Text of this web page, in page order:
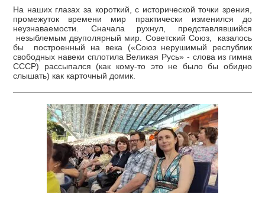
На наших глазах за короткий, с исторической точки зрения,
промежуток времени мир практически изменился до
неузнаваемости. Сначала рухнул, представлявшийся
незыблемым двуполярный мир. Советский Союз, казалось
бы построенный на века («Союз нерушимый республик
свободных навеки сплотила Великая Русь» - слова из гимна
СССР) рассыпался (как кому-то это не было бы обидно
слышать) как карточный домик.